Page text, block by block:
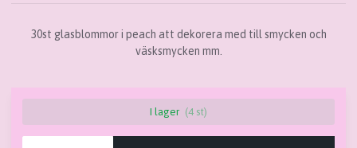
30st glasblommor i peach att dekorera med till smycken och
väsksmycken mm.
I lager (4 st)